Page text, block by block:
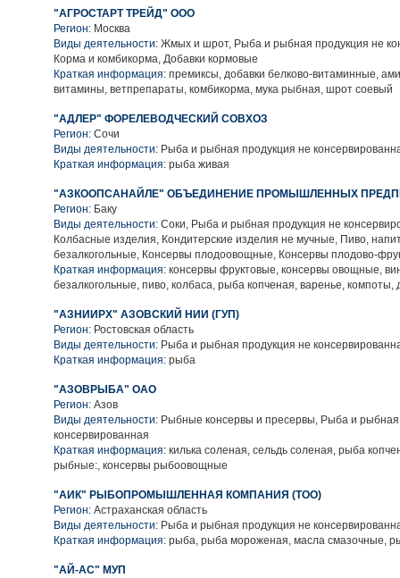
"АГРОСТАРТ ТРЕЙД" ООО
Регион: Москва
Виды деятельности: Жмых и шрот, Рыба и рыбная продукция не
Корма и комбикорма, Добавки кормовые
Краткая информация: премиксы, добавки белково-витаминные,
витамины, ветпрепараты, комбикорма, мука рыбная, шрот соевый
"АДЛЕР" ФОРЕЛЕВОДЧЕСКИЙ СОВХОЗ
Регион: Сочи
Виды деятельности: Рыба и рыбная продукция не
Краткая информация: рыба живая
"АЗКООПСАНАЙЛЕ" ОБЪЕДИНЕНИЕ ПРОМЫШЛЕННЫХ
Регион: Баку
Виды деятельности: Соки, Рыба и рыбная продукция не
Колбасные изделия, Кондитерские изделия не мучные, Пиво,
безалкогольные, Консервы плодоовощные, Консервы плодово-
Краткая информация: консервы фруктовые, консервы овощные,
безалкогольные, пиво, колбаса, рыба копченая, варенье,
"АЗНИИРХ" АЗОВСКИЙ НИИ (ГУП)
Регион: Ростовская область
Виды деятельности: Рыба и рыбная продукция не
Краткая информация: рыба
"АЗОВРЫБА" ОАО
Регион: Азов
Виды деятельности: Рыбные консервы и пресервы, Рыба и рыбная
консервированная
Краткая информация: килька соленая, сельдь соленая, рыба
рыбные:, консервы рыбоовощные
"АИК" РЫБОПРОМЫШЛЕННАЯ КОМПАНИЯ (ТОО)
Регион: Астраханская область
Виды деятельности: Рыба и рыбная продукция не
Краткая информация: рыба, рыба мороженая, масла смазочные,
"АЙ-АС" МУП